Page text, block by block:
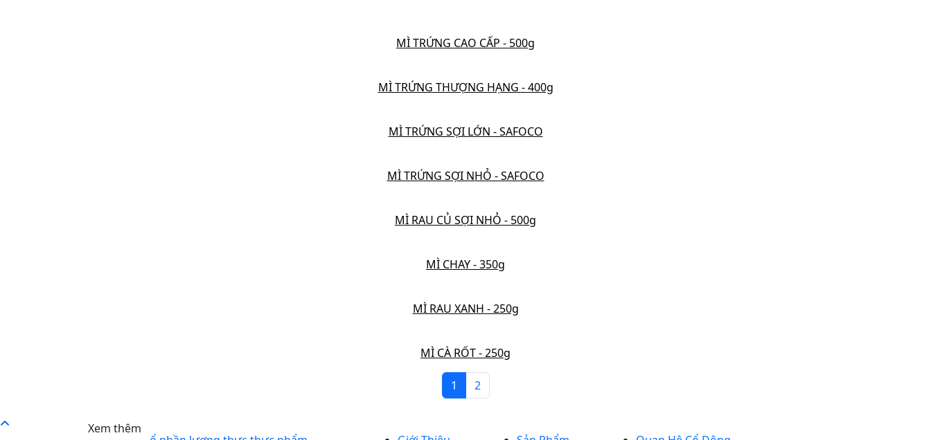
MÌ TRỨNG CAO CẤP - 500g
MÌ TRỨNG THƯỢNG HẠNG - 400g
MÌ TRỨNG SỢI LỚN - SAFOCO
MÌ TRỨNG SỢI NHỎ - SAFOCO
MÌ RAU CỦ SỢI NHỎ - 500g
MÌ CHAY - 350g
MÌ RAU XANH - 250g
MÌ CÀ RỐT - 250g
1 2
Xem thêm